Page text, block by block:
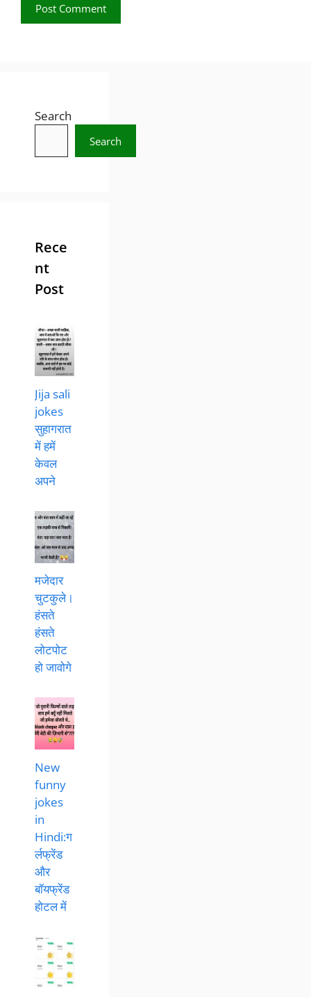
Search
Search
Rece
nt
Post
Jija sali
jokes
सुहागरात
में हमें
केवल
अपने
मजेदार
चुटकुले।
हंसते
हंसते
लोटपोट
हो जावोगे
New
funny
jokes
in
Hindi:ग
र्लफ्रेंड
और
बॉयफ्रेंड
होटल में